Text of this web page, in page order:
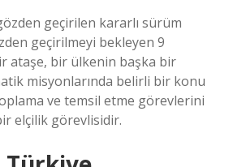
geçirilen kararlı sürüm
geçirilmeyi bekleyen 9
ataşe, bir ülkenin başka bir
misyonlarında belirli bir konu
ve temsil etme görevlerini
elçilik görevlisidir.